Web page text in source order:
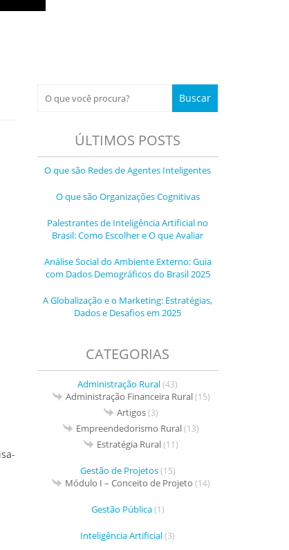
ÚLTIMOS POSTS
O que são Redes de Agentes Inteligentes
O que são Organizações Cognitivas
Palestrantes de Inteligência Artificial no
Brasil: Como Escolher e O que Avaliar
Análise Social do Ambiente Externo: Guia
com Dados Demográficos do Brasil 2025
A Globalização e o Marketing: Estratégias,
Dados e Desafios em 2025
CATEGORIAS
Administração Rural(43)
Administração Financeira Rural(15)
Artigos(3)
Empreendedorismo Rural(13)
Estratégia Rural(11)
Gestão de Projetos(15)
Módulo I – Conceito de Projeto (14)
Gestão Pública(1)
Inteligência Artificial(3)